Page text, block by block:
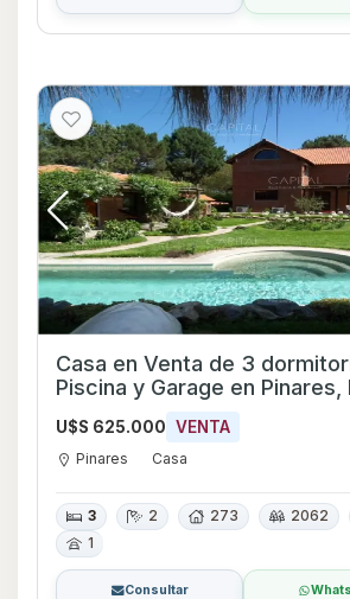
Casa en Venta de 3
Piscina y Garage en Pinares,
U$S 625.000 VENTA
Pinares Casa
3 2 273 2062
1
Consultar